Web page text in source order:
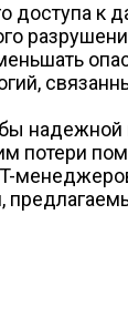
доступа к
потери